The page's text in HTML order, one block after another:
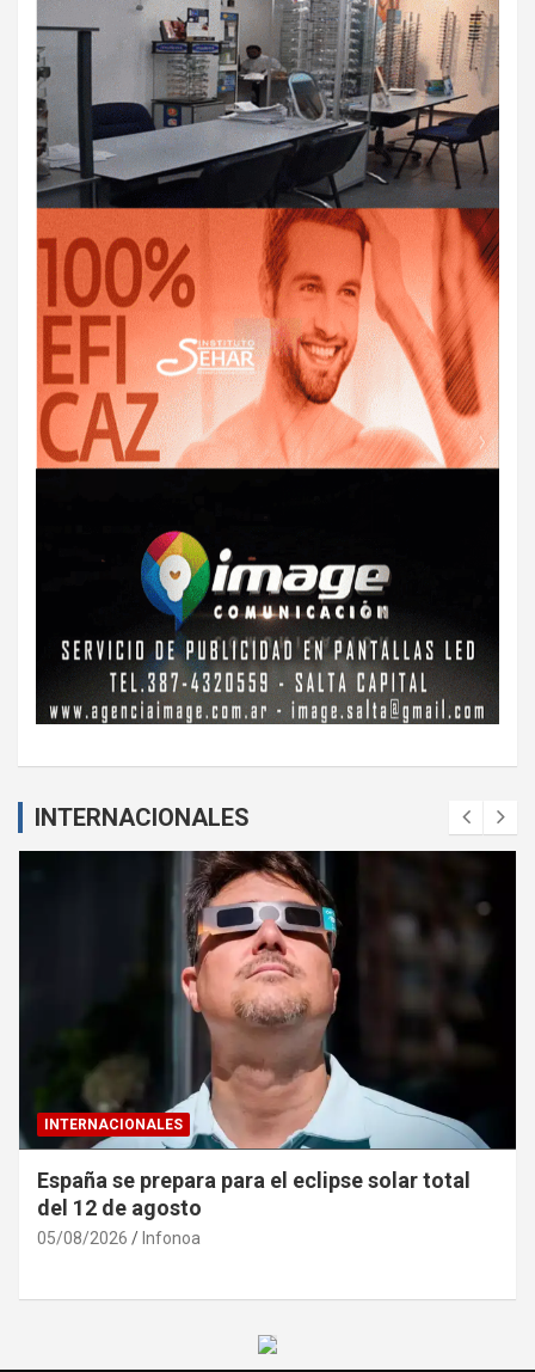
INTERNACIONALES
INTERNACIONALES
España se prepara para el eclipse solar total
del 12 de agosto
05/08/2026 Infonoa